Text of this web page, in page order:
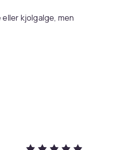
kjolgalge, men